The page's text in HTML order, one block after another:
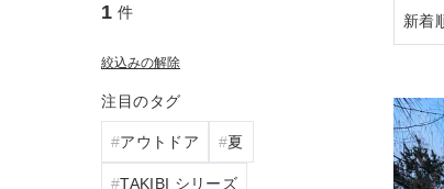
1 件
絞込みの解除
注目のタグ
アウトドア 夏
TAKIBI シリーズ